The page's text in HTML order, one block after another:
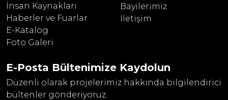
İnsan Kaynakları
Haberler ve Fuarlar
E-Katalog
Foto Galeri
Bayilerimiz
İletişim
E-Posta Bültenimize Kaydolun
Düzenli olarak projelerimiz hakkında bilgilendirici
bültenler gönderiyoruz.